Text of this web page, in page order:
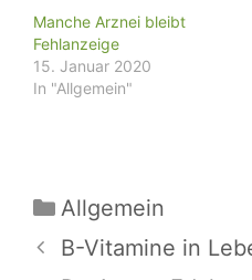
Manche Arznei bleibt
Fehlanzeige
15. Januar 2020
In "Allgemein"
Kategorien
Allgemein
B-Vitamine in